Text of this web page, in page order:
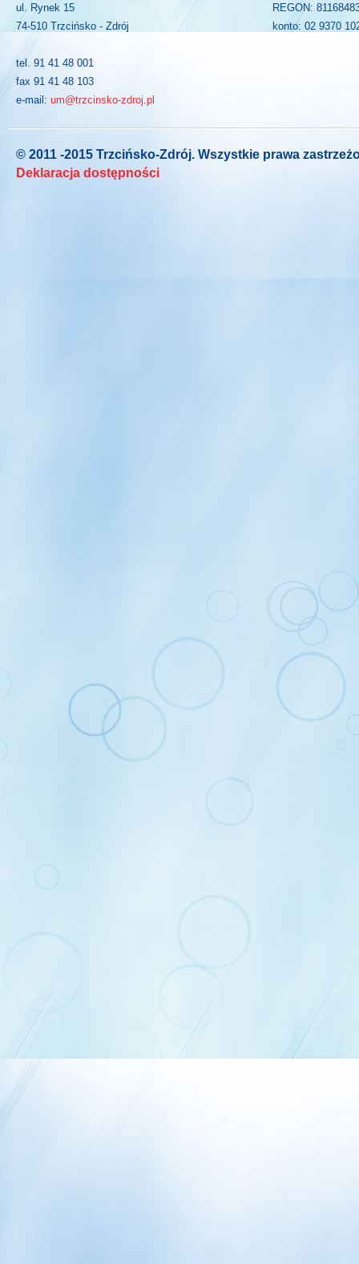
ul. Rynek 15
74-510 Trzcińsko - Zdrój
tel. 91 41 48 001
fax 91 41 48 103
e-mail: um@trzcinsko-zdroj.pl
REGON:
konto: 02 9370
© 2011 -2015 Trzcińsko-Zdrój. Wszystkie prawa
Deklaracja dostępności